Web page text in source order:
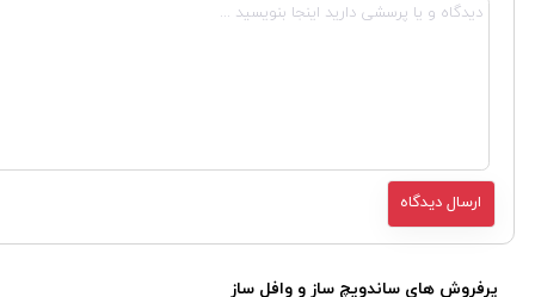
پرفروش های ساندویچ ساز و وافل ساز